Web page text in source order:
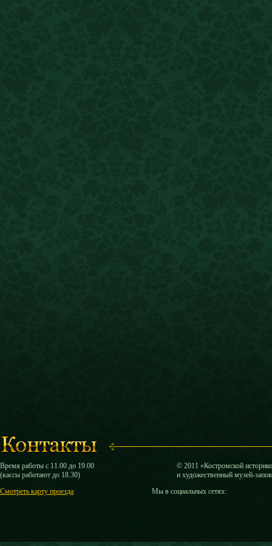
Время работы с 11.00 до 19.00
(кассы работают до 18.30)
Смотреть карту проезда
© 2011 «Костромской
и художественный музей-
Мы в социальных сетях: